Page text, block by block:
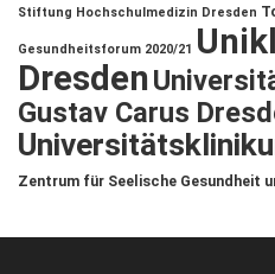
Stiftung Hochschulmedizin Dresden
Gesundheitsforum 2020/21
Dresden
Gustav Carus
Zentrum für Seelische Gesundheit